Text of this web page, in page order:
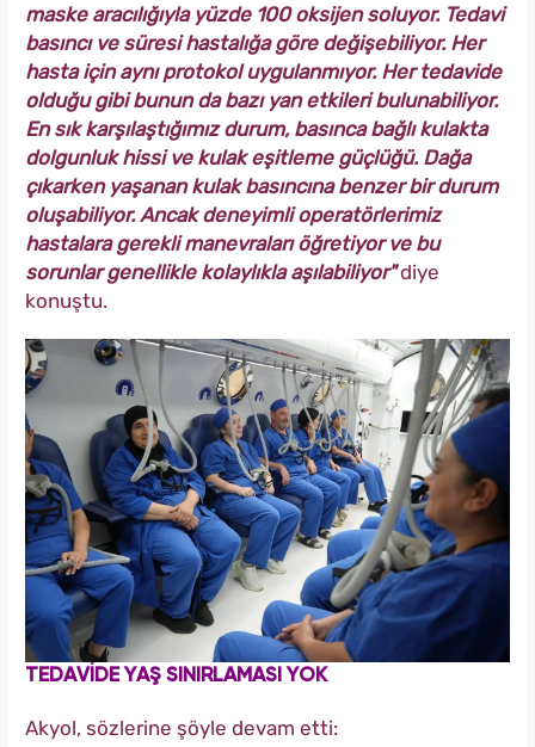
maske aracılığıyla yüzde 100 oksijen soluyor. Tedavi
basıncı ve süresi hastalığa göre değişebiliyor. Her
hasta için aynı protokol uygulanmıyor. Her tedavide
olduğu gibi bunun da bazı yan etkileri bulunabiliyor.
En sık karşılaştığımız durum, basınca bağlı kulakta
dolgunluk hissi ve kulak eşitleme güçlüğü. Dağa
çıkarken yaşanan kulak basıncına benzer bir durum
oluşabiliyor. Ancak deneyimli operatörlerimiz
hastalara gerekli manevraları öğretiyor ve bu
sorunlar genellikle kolaylıkla aşılabiliyor"diye
konuştu.
TEDAVİDE YAŞ SINIRLAMASI YOK
Akyol, sözlerine şöyle devam etti: